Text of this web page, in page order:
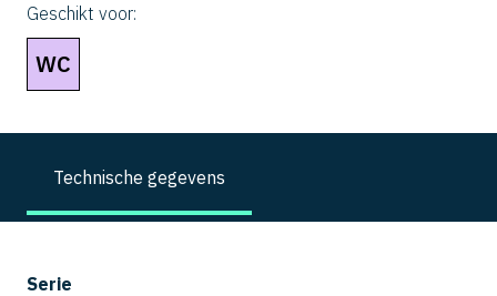
Geschikt voor:
WC
Technische gegevens
Serie